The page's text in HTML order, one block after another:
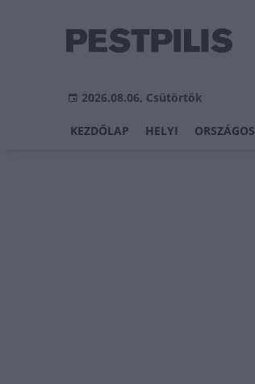
2026.08.06, Csütörtök
KEZDŐLAP HELYI ORSZÁGOS